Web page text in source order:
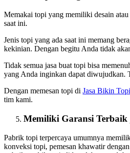
Memakai topi yang memiliki desain
saat ini.
Jenis topi yang ada saat ini memang
kekinian. Dengan begitu Anda tidak
Tidak semua jasa buat topi bisa
yang Anda inginkan dapat diwujudkan.
Dengan memesan topi di Jasa Bikin
tim kami.
Memiliki Garansi
Pabrik topi terpercaya umumnya
konveksi topi, pemesan khawatir